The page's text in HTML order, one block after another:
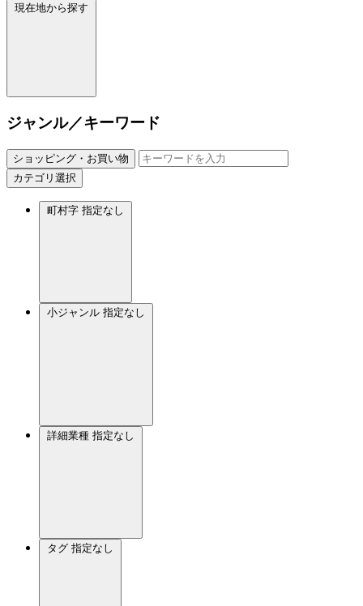
現在地から探す
ジャンル／キーワード
ショッピング・お買い物
カテゴリ選択
町村字 指定なし
小ジャンル 指定なし
詳細業種 指定なし
タグ 指定なし